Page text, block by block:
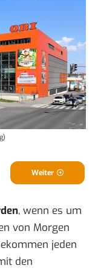
Weiter
, wenn es um
von Morgen
jeden
den